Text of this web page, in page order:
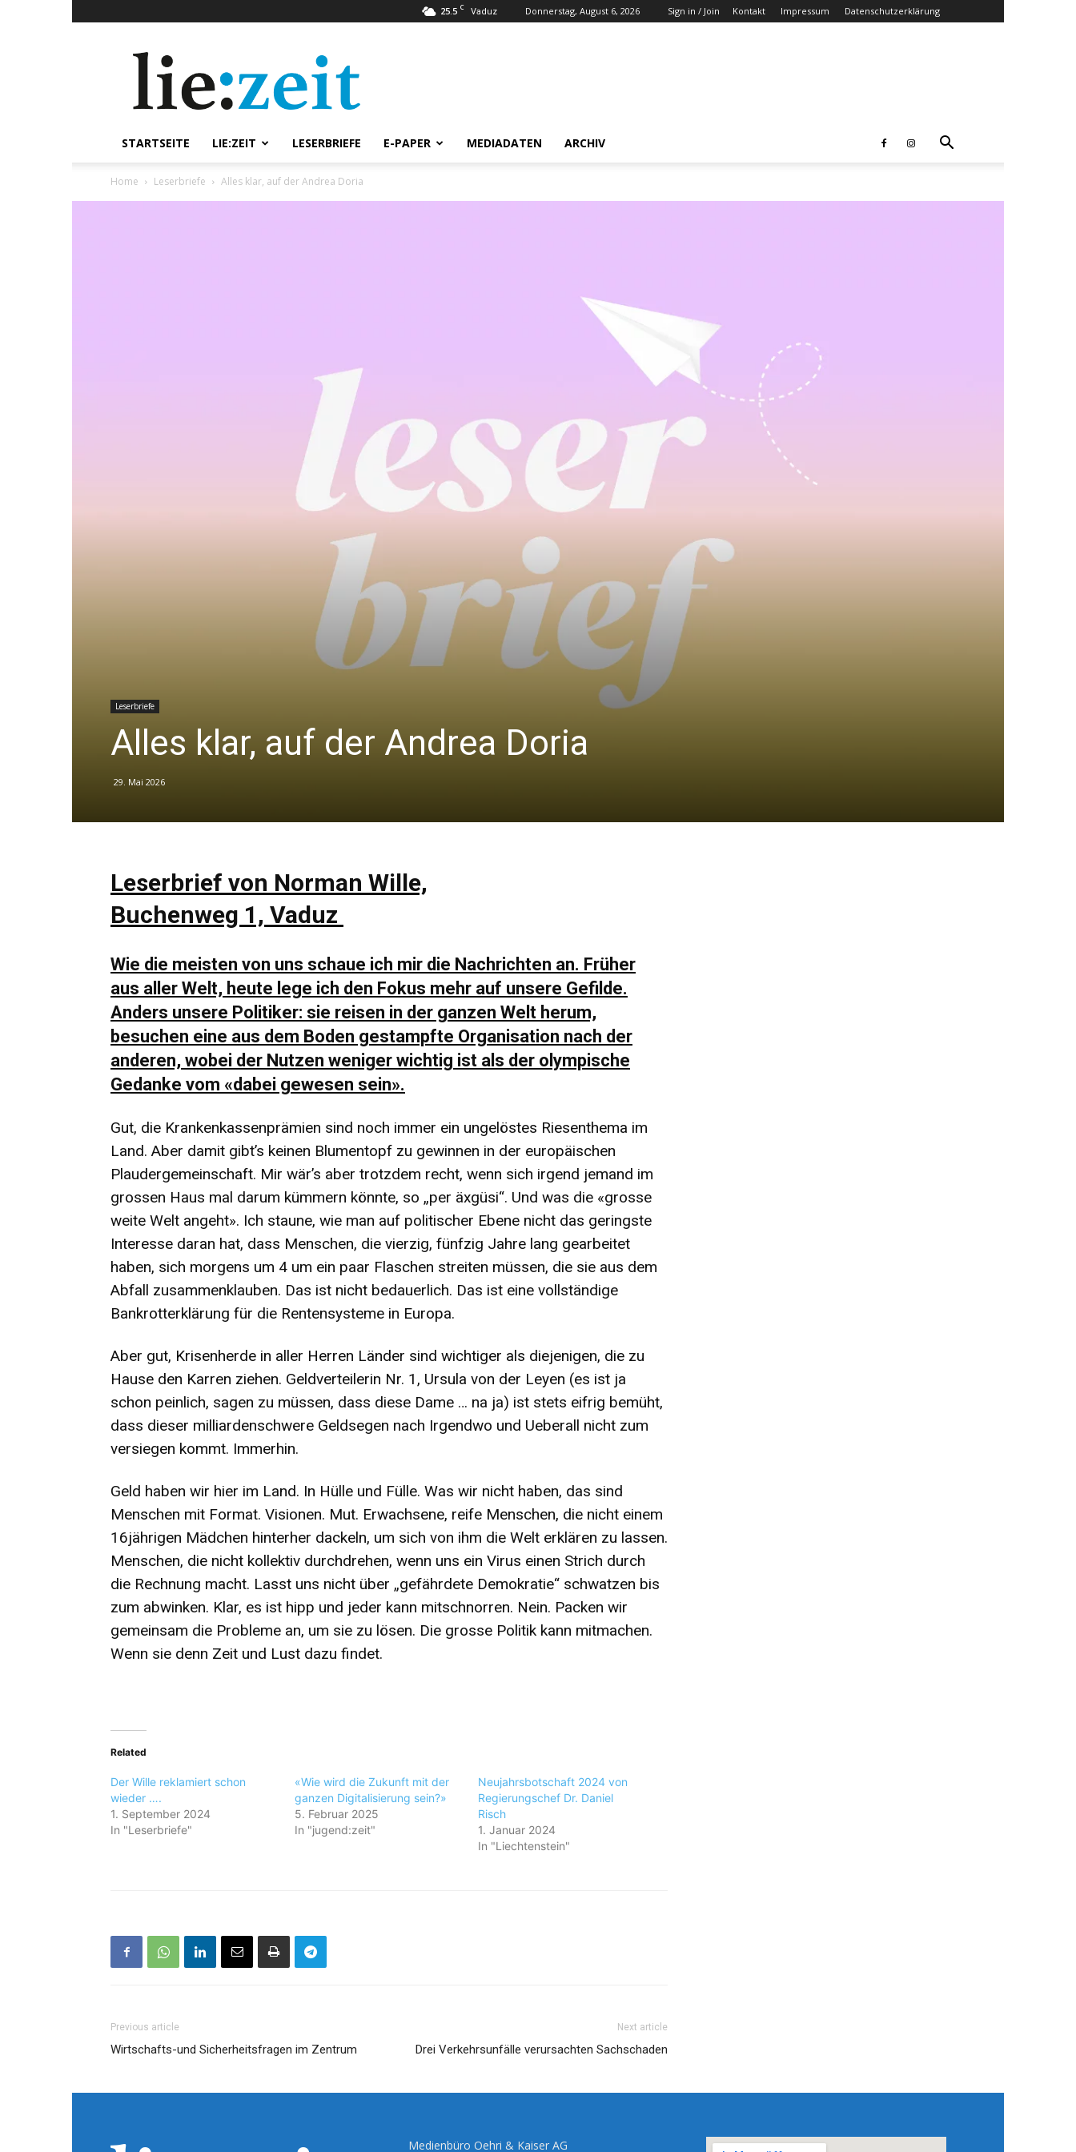
25.5 C Vaduz Donnerstag, August 6, 2026 Sign in / Join Kontakt Impressum Datenschutzerklärung
STARTSEITE LIE:ZEIT LESERBRIEFE E-PAPER MEDIADATEN ARCHIV
Home Leserbriefe Alles klar, auf der Andrea Doria
Leserbriefe
Alles klar, auf der Andrea Doria
29. Mai 2026
Leserbrief von Norman Wille,
Buchenweg 1, Vaduz
Wie die meisten von uns schaue ich mir die Nachrichten an. Früher
aus aller Welt, heute lege ich den Fokus mehr auf unsere Gefilde.
Anders unsere Politiker: sie reisen in der ganzen Welt herum,
besuchen eine aus dem Boden gestampfte Organisation nach der
anderen, wobei der Nutzen weniger wichtig ist als der olympische
Gedanke vom «dabei gewesen sein».
Gut, die Krankenkassenprämien sind noch immer ein ungelöstes Riesenthema im
Land. Aber damit gibt’s keinen Blumentopf zu gewinnen in der europäischen
Plaudergemeinschaft. Mir wär’s aber trotzdem recht, wenn sich irgend jemand im
grossen Haus mal darum kümmern könnte, so „per äxgüsi“. Und was die «grosse
weite Welt angeht». Ich staune, wie man auf politischer Ebene nicht das geringste
Interesse daran hat, dass Menschen, die vierzig, fünfzig Jahre lang gearbeitet
haben, sich morgens um 4 um ein paar Flaschen streiten müssen, die sie aus dem
Abfall zusammenklauben. Das ist nicht bedauerlich. Das ist eine vollständige
Bankrotterklärung für die Rentensysteme in Europa.
Aber gut, Krisenherde in aller Herren Länder sind wichtiger als diejenigen, die zu
Hause den Karren ziehen. Geldverteilerin Nr. 1, Ursula von der Leyen (es ist ja
schon peinlich, sagen zu müssen, dass diese Dame … na ja) ist stets eifrig bemüht,
dass dieser milliardenschwere Geldsegen nach Irgendwo und Ueberall nicht zum
versiegen kommt. Immerhin.
Geld haben wir hier im Land. In Hülle und Fülle. Was wir nicht haben, das sind
Menschen mit Format. Visionen. Mut. Erwachsene, reife Menschen, die nicht einem
16jährigen Mädchen hinterher dackeln, um sich von ihm die Welt erklären zu lassen.
Menschen, die nicht kollektiv durchdrehen, wenn uns ein Virus einen Strich durch
die Rechnung macht. Lasst uns nicht über „gefährdete Demokratie“ schwatzen bis
zum abwinken. Klar, es ist hipp und jeder kann mitschnorren. Nein. Packen wir
gemeinsam die Probleme an, um sie zu lösen. Die grosse Politik kann mitmachen.
Wenn sie denn Zeit und Lust dazu findet.
Related
Der Wille reklamiert schon
wieder ….
1. September 2024
In "Leserbriefe"
«Wie wird die Zukunft mit der
ganzen Digitalisierung sein?»
5. Februar 2025
In "jugend:zeit"
Neujahrsbotschaft 2024 von
Regierungschef Dr. Daniel
Risch
1. Januar 2024
In "Liechtenstein"
Previous article
Wirtschafts-und Sicherheitsfragen im Zentrum
Next article
Drei Verkehrsunfälle verursachten Sachschaden
Medienbüro Oehri & Kaiser AG